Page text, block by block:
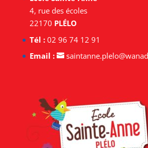
4, rue des écoles
22170 PLÉLO
Tél :02 96 74 12 91
Email :